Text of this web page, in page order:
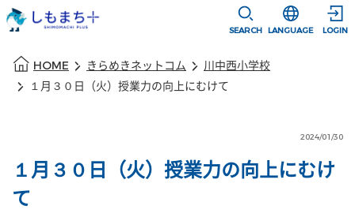
SEARCH
選択すると言
LANGUAGE LOGIN
HOME きらめきネットコム
川中西小学校
１月３０日（火）授業力の向上にむけて
2024/01/30
１月３０日（火）授業力の向上にむけ
て